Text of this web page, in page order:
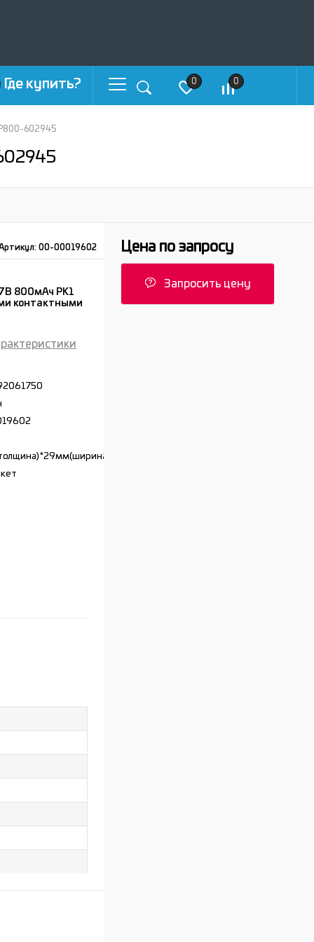
Где купить? 0 0
602945
00-00019602
800мАч PK1
контактными
Цена по запросу
Запросить цену